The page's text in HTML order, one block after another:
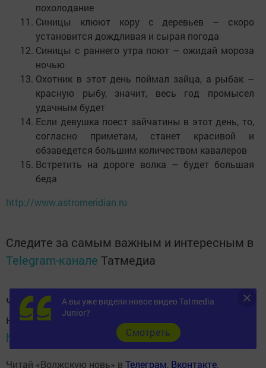
похолодание
Синицы клюют кору с деревьев – скоро
установится дождливая и сырая погода
Синицы с раннего утра поют – ожидай мороза
ночью
Охотник в этот день поймал зайца, а рыбак –
красную рыбу, значит, весь год промысел
удачным будет
Если девушка поест зайчатины в этот день, то,
согласно приметам, станет красивой и
обзаведется большим количеством кавалеров
Встретить на дороге волка – будет большая
беда
http://www.astromeridian.ru
Следите за самым важным и интересным в
Telegram-канале Татмедиа
Читайте новости Татарстана в
национальном мессенджере MАХ:
https://max.ru/tatmedia
Читай «Волжскую новь» в Телеграм, Вконтакте,
А вы уже видели новое видео Tatmedia
Junior?
Cмотреть